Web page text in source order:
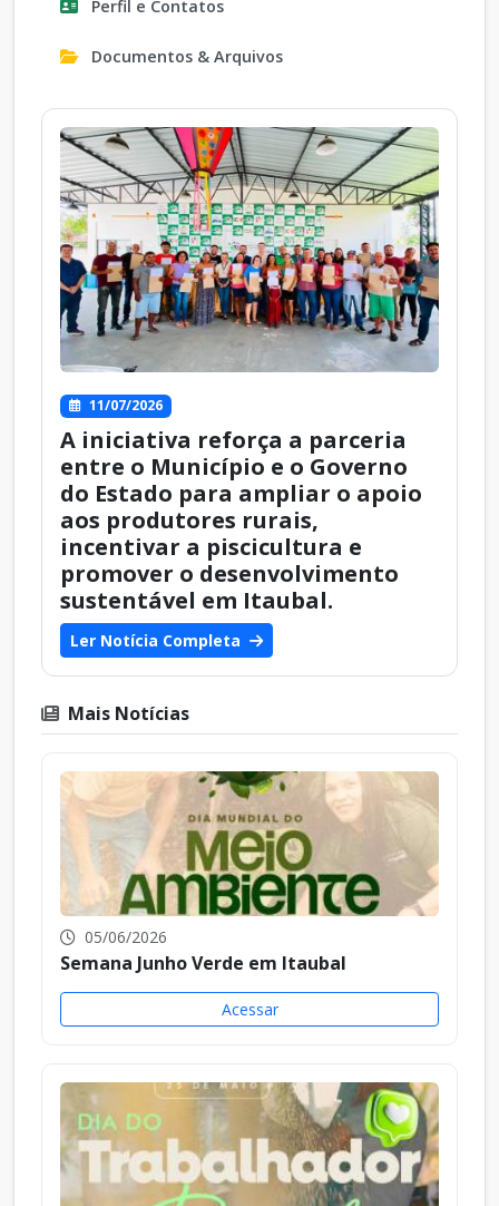
Perfil e Contatos
Documentos & Arquivos
11/07/2026
A iniciativa reforça a parceria
entre o Município e o Governo
do Estado para ampliar o apoio
aos produtores rurais,
incentivar a piscicultura e
promover o desenvolvimento
sustentável em Itaubal.
Ler Notícia Completa
Mais Notícias
05/06/2026
Semana Junho Verde em Itaubal
Acessar